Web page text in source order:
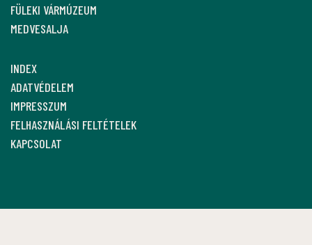
FÜLEKI VÁRMÚZEUM
MEDVESALJA
INDEX
ADATVÉDELEM
IMPRESSZUM
FELHASZNÁLÁSI FELTÉTELEK
KAPCSOLAT